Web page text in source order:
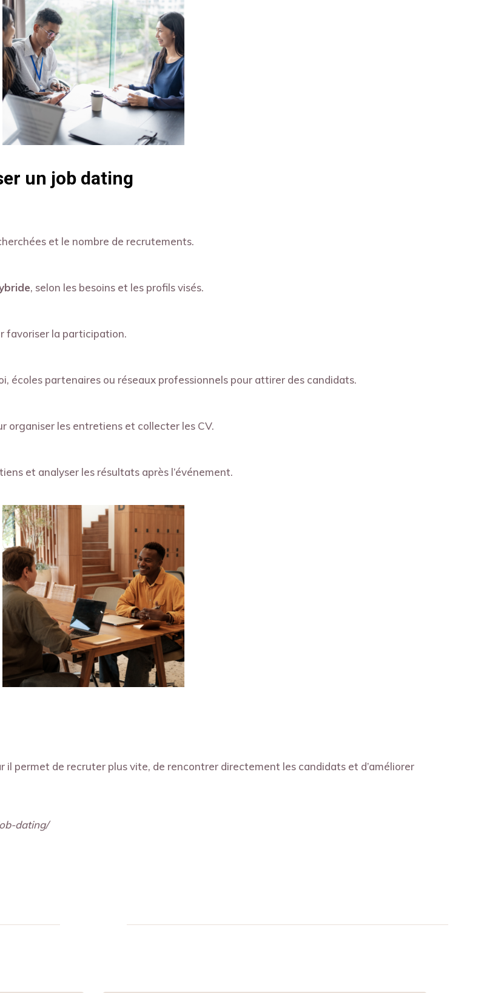
un job dating
et le nombre de recrutements.
, selon les besoins et les profils visés.
favoriser la participation.
écoles partenaires ou réseaux professionnels pour attirer des candidats.
organiser les entretiens et collecter les CV.
et analyser les résultats après l’événement.
permet de recruter plus vite, de rencontrer directement les candidats et d’améliorer
dating/